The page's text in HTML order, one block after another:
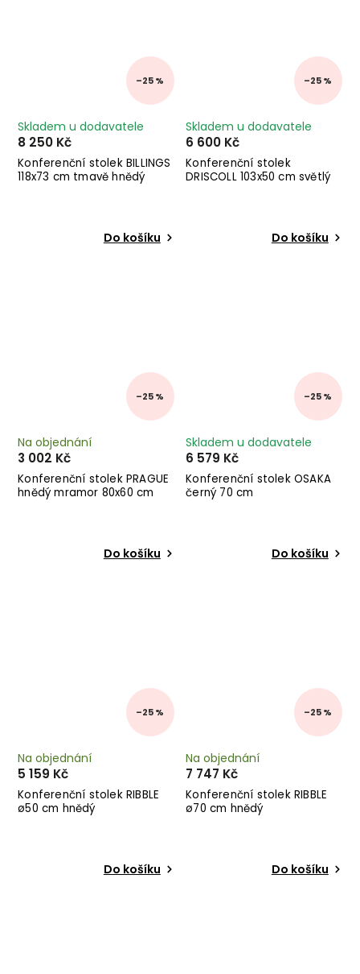
–25 %
Konferenční stolek BILLINGS
118x73 cm tmavě hnědý
Skladem u dodavatele
8 250 Kč
Do košíku
–25 %
Konferenční stolek
DRISCOLL 103x50 cm světlý
Skladem u dodavatele
6 600 Kč
Do košíku
–25 %
Konferenční stolek PRAGUE
hnědý mramor 80x60 cm
Na objednání
3 002 Kč
Do košíku
–25 %
Konferenční stolek OSAKA
černý 70 cm
Skladem u dodavatele
6 579 Kč
Do košíku
–25 %
Konferenční stolek RIBBLE
ø50 cm hnědý
Na objednání
5 159 Kč
Do košíku
–25 %
Konferenční stolek RIBBLE
ø70 cm hnědý
Na objednání
7 747 Kč
Do košíku